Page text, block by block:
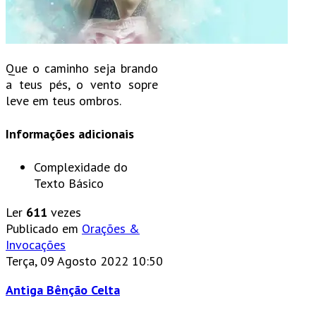
Que o caminho seja brando
a teus pés, o vento sopre
leve em teus ombros.
Informações adicionais
Complexidade do
Texto Básico
Ler 611 vezes
Publicado em Orações &
Invocações
Terça, 09 Agosto 2022 10:50
Antiga Bênção Celta